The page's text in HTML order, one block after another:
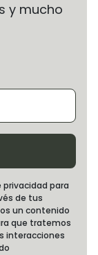
y mucho
para
de tus
un contenido
que tratemos
interacciones